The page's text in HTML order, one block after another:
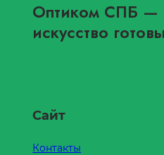
Оптиком СПБ —
искусство
Сайт
Контакты